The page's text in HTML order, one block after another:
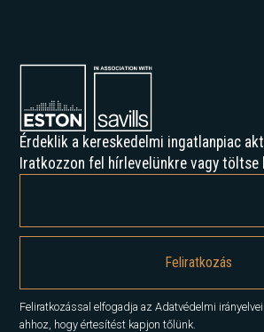
Érdeklik a kereskedelmi ingatlanpiac
Iratkozzon fel hírlevelünkre vagy töltse
Feliratkozással elfogadja az Adatvédelmi
ahhoz, hogy értesítést kapjon tőlünk.